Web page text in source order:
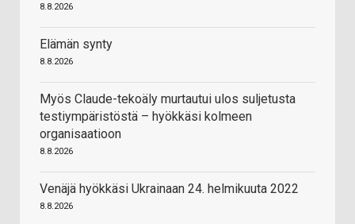
8.8.2026
Elämän synty
8.8.2026
Myös Claude-tekoäly murtautui ulos suljetusta
testiympäristöstä – hyökkäsi kolmeen
organisaatioon
8.8.2026
Venäjä hyökkäsi Ukrainaan 24. helmikuuta 2022
8.8.2026